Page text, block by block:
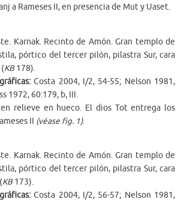
a Rameses II, en presencia de Mut y Uaset.
Karnak. Recinto de Amón. Gran templo de
pórtico del tercer pilón, pilastra Sur, cara
KB178).
Costa 2004, I/2, 54-55; Nelson 1981,
1972, 60:179, b, III.
relieve en hueco. El dios Tot entrega los
II (véase fig. 1).
Karnak. Recinto de Amón. Gran templo de
pórtico del tercer pilón, pilastra Sur, cara
KB173).
Costa 2004, I/2, 56-57; Nelson 1981,